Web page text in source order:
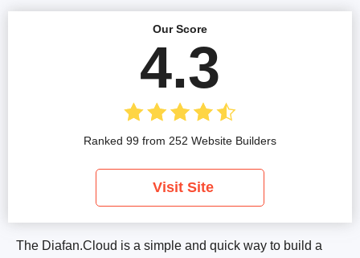
The Diafan.Cloud is a simple and quick way to build a
Our Score
4.3
Ranked 99 from 252 Website Builders
Visit Site